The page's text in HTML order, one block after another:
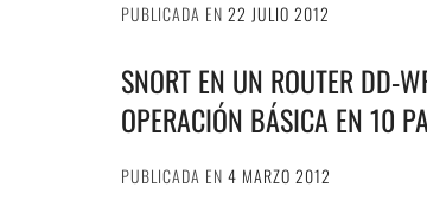
PUBLICADA EN 22 JULIO 2012
SNORT EN UN ROUTER DD-
OPERACIÓN BÁSICA EN 10
PUBLICADA EN 4 MARZO 2012